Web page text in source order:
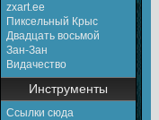
zxart.ee
Пиксельный Крыс
Двадцать восьмой
Зан-Зан
Видачество
Инструменты
Ссылки сюда